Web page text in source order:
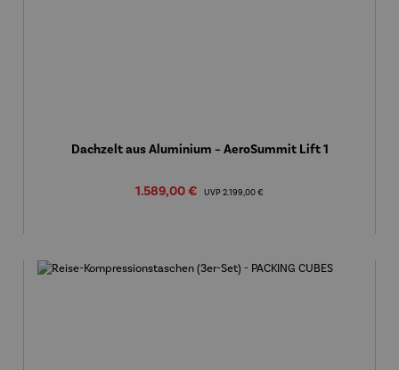
Dachzelt aus Aluminium – AeroSummit Lift 1
Verkaufspreis:
1.589,00 € UVPRegulärer Preis:
2.199,00 €